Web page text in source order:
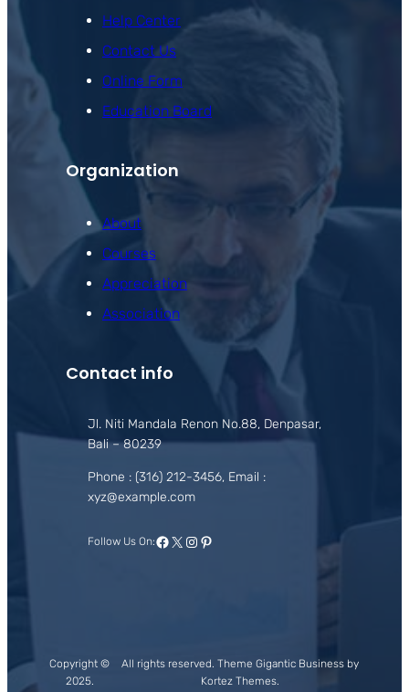
Help Center
Contact Us
Online Form
Education Board
Organization
About
Courses
Appreciation
Association
Contact info
Jl. Niti Mandala Renon No.88, Denpasar,
Bali – 80239
Phone : (316) 212-3456, Email :
xyz@example.com
Follow Us On:Facebook
X Instagram
Pinterest
Copyright ©
2025.
All rights reserved. Theme Gigantic Business by
Kortez Themes.